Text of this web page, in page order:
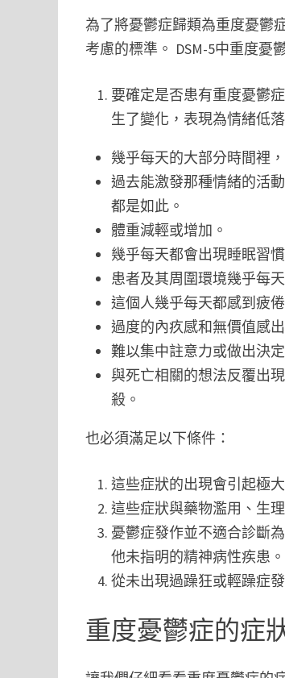
為了將憂鬱症歸類為重度憂鬱
考慮的標準。 DSM-5中重度憂
要確定是否患有重度憂鬱
生了變化，表現為情緒低
幾乎每天的大部分時間裡
過去能激發那種情緒的活
都是如此。
體重減輕或增加。
幾乎每天都會出現睡眠習
患者及其周圍環境幾乎每
這個人幾乎每天都感到疲
過度的內疚感和無價值感出
難以集中註意力或做出決定
與死亡相關的想法反覆出
殺。
也必須滿足以下條件：
這些症狀的出現會引起極
這些症狀與藥物濫用、生
憂鬱症發作並不適合診斷
他未指明的精神病性疾患。
從未出現過躁狂或輕躁症發
重度憂鬱症的症